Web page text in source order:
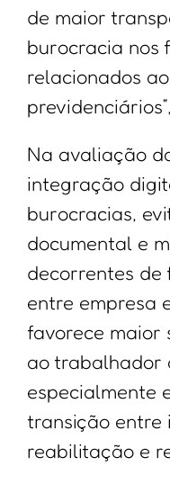
de maior
burocracia nos
relacionados
Na avaliação
integração
burocracias,
documental e
decorrentes de
entre empresa
favorece maior
ao trabalhador
especialmente
transição entre
reabilitação e